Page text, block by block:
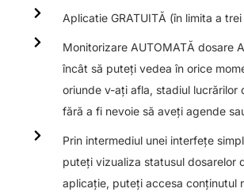
Aplicatie GRATUITĂ (în limita a
Monitorizare AUTOMATĂ dosare
încât să puteți vedea în orice
oriunde v-ați afla, stadiul lucrărilor
fără a fi nevoie să aveți agende
Prin intermediul unei interfețe
puteți vizualiza statusul dosarelor
aplicație, puteți accesa conținutul